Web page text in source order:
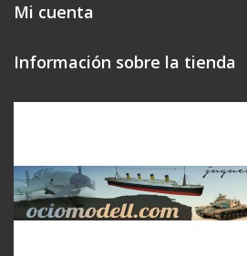
Mi cuenta
Información sobre la tienda